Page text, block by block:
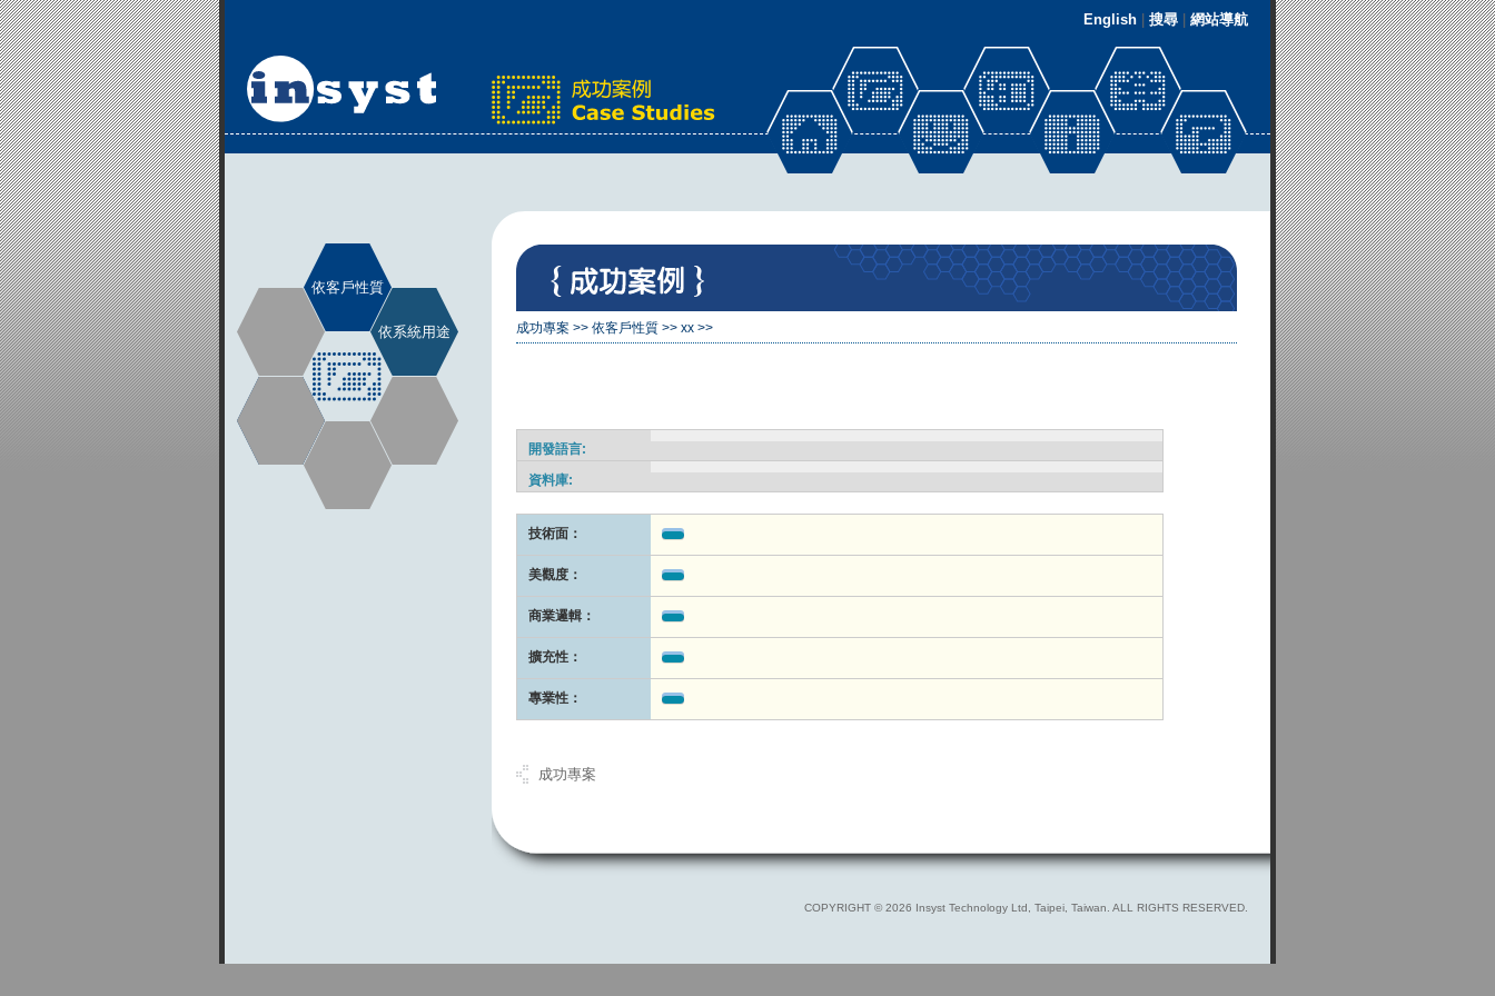
English 搜尋 網站導航
依客戶性質
依系統用途 成功專案 >> 依客戶性質 >> xx >>
開發語言:
資料庫:
技術面：
美觀度：
商業邏輯：
擴充性：
專業性：
成功專案
COPYRIGHT © 2026 Insyst Technology Ltd, Taipei, Taiwan. ALL RIGHTS RESERVED.